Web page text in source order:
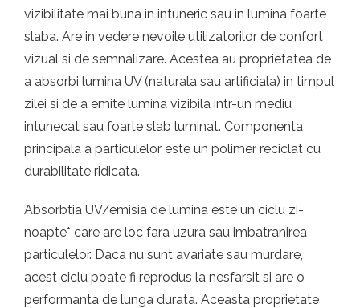
vizibilitate mai buna in intuneric sau in lumina foarte
slaba. Are in vedere nevoile utilizatorilor de confort
vizual si de semnalizare. Acestea au proprietatea de
a absorbi lumina UV (naturala sau artificiala) in timpul
zilei si de a emite lumina vizibila intr-un mediu
intunecat sau foarte slab luminat. Componenta
principala a particulelor este un polimer reciclat cu
durabilitate ridicata.
Absorbtia UV/emisia de lumina este un ciclu zi-
noapte* care are loc fara uzura sau imbatranirea
particulelor. Daca nu sunt avariate sau murdare,
acest ciclu poate fi reprodus la nesfarsit si are o
performanta de lunga durata. Aceasta proprietate